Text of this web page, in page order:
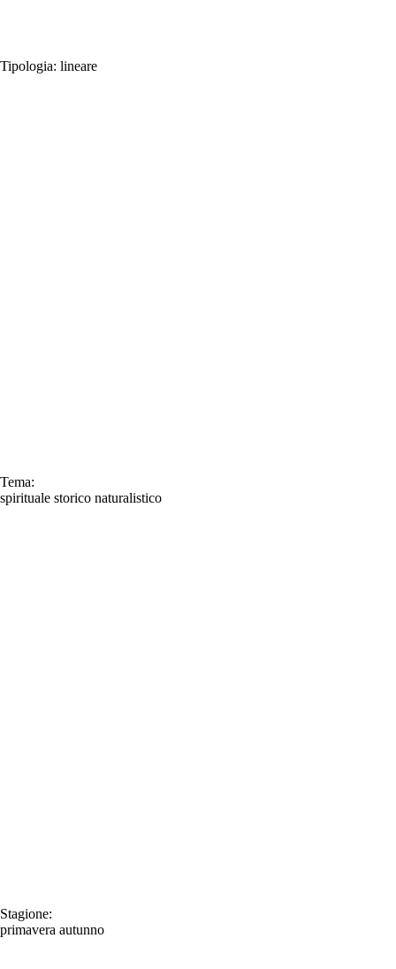
Tipologia: lineare
Tema:
spirituale storico naturalistico
Stagione:
primavera autunno